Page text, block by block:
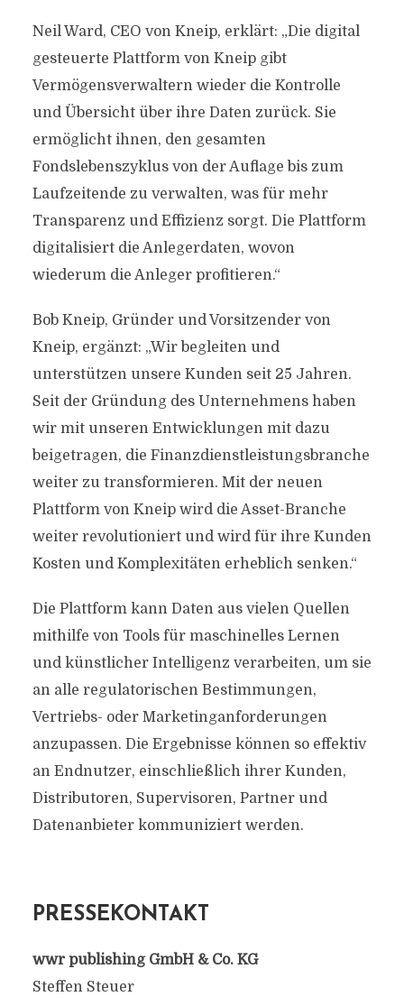
Neil Ward, CEO von Kneip, erklärt: „Die digital
gesteuerte Plattform von Kneip gibt
Vermögensverwaltern wieder die Kontrolle
und Übersicht über ihre Daten zurück. Sie
ermöglicht ihnen, den gesamten
Fondslebenszyklus von der Auflage bis zum
Laufzeitende zu verwalten, was für mehr
Transparenz und Effizienz sorgt. Die Plattform
digitalisiert die Anlegerdaten, wovon
wiederum die Anleger profitieren.“
Bob Kneip, Gründer und Vorsitzender von
Kneip, ergänzt: „Wir begleiten und
unterstützen unsere Kunden seit 25 Jahren.
Seit der Gründung des Unternehmens haben
wir mit unseren Entwicklungen mit dazu
beigetragen, die Finanzdienstleistungsbranche
weiter zu transformieren. Mit der neuen
Plattform von Kneip wird die Asset-Branche
weiter revolutioniert und wird für ihre Kunden
Kosten und Komplexitäten erheblich senken.“
Die Plattform kann Daten aus vielen Quellen
mithilfe von Tools für maschinelles Lernen
und künstlicher Intelligenz verarbeiten, um sie
an alle regulatorischen Bestimmungen,
Vertriebs- oder Marketinganforderungen
anzupassen. Die Ergebnisse können so effektiv
an Endnutzer, einschließlich ihrer Kunden,
Distributoren, Supervisoren, Partner und
Datenanbieter kommuniziert werden.
PRESSEKONTAKT
wwr publishing GmbH & Co. KG
Steffen Steuer